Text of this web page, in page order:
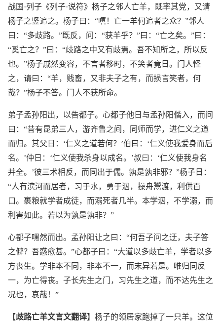
战国·列子《列子·说符》杨子之邻人亡羊，既率其党，又请
杨子之竖追之。杨子曰：“嘻！亡一羊何追者之众？”邻人
曰：“多歧路。”既反，问：“获羊乎？”曰：“亡之矣。”曰：
“奚亡之？”曰：“歧路之中又有歧焉。吾不知所之，所以反
也。”杨子戚然变容，不言者移时，不笑者竟日。门人怪
之，请曰：“羊，贱畜，又非夫子之有，而损言笑者，何
哉？”杨子不答。门人不获所命。
弟子孟孙阳出，以告都子。心都子他日与孟孙阳偕入，而问
曰：“昔有昆弟三人，游齐鲁之间，同师而学，进仁义之道
而归。其父日：‘仁义之道若何？’伯曰：‘仁义使我爱身而后
名。’仲日：‘仁义使我杀身以成名。’叔曰：‘仁义使我身名
并全。’彼三术相反，而同出于儒。孰是孰非邪？”杨子日：
“人有滨河而居者，习于水，勇于泅，操舟鬻渡，利供百
口。裹粮就学者成徒，而溺死者几半。本学泅，不学溺，而
利害如此。若以为孰是孰非？”
心都子嘿然而出。孟孙阳让之曰：“何吾子问之迂，夫子答
之僻？吾惑愈甚。”心都子曰：“大道以多歧亡羊，学者以多
方丧生。学非本不同，非本不一，而末异若是。唯归同反
一，为亡得丧。子长先生之门，习先生之道，而不达先生之
况也，哀哉！”
【歧路亡羊文言文翻译】杨子的领居家跑掉了一只羊。这位